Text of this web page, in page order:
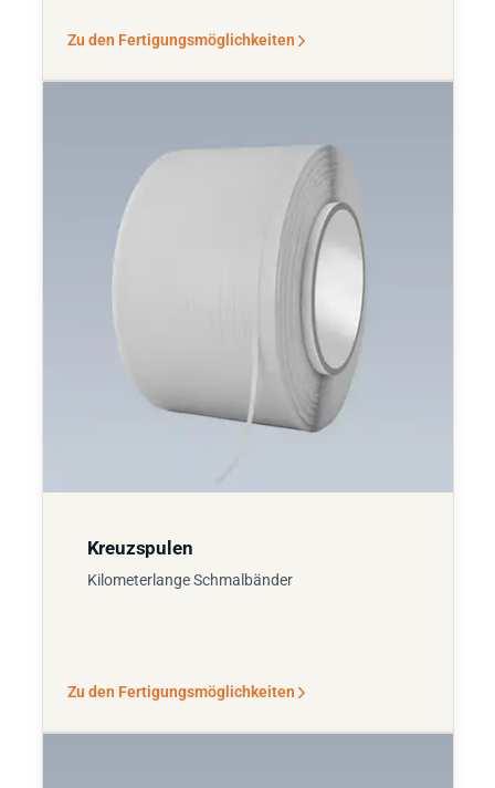
Zu den Fertigungsmöglichkeiten
Kreuzspulen
Kilometerlange Schmalbänder
Zu den Fertigungsmöglichkeiten